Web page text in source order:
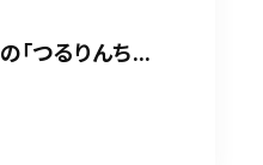
「つるりんち...